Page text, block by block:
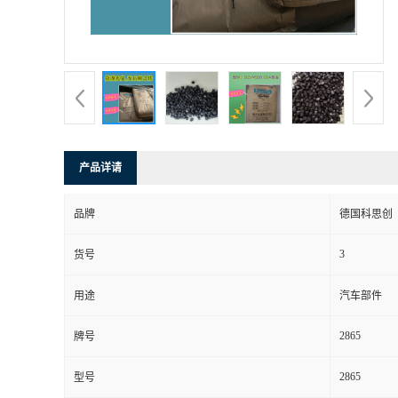
产品详请
品牌 德国科思创
货号 3
用途 汽车部件
牌号 2865
型号 2865